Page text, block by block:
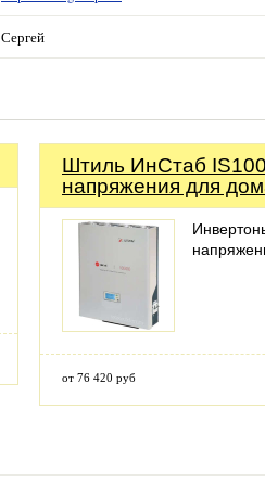
Сергей
Штиль ИнСтаб
напряжения для
от 76 420 руб